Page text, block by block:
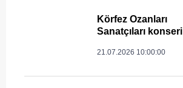
Körfez Ozanları
Sanatçıları konseri
21.07.2026 10:00:00